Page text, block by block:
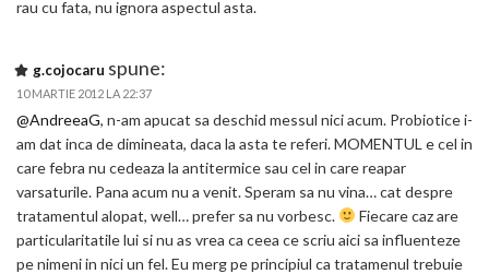
rau cu fata, nu ignora aspectul asta.
g.cojocaru spune:
10 MARTIE 2012 LA 22:37
@AndreeaG, n-am apucat sa deschid messul nici acum. Probiotice i-
am dat inca de dimineata, daca la asta te referi. MOMENTUL e cel in
care febra nu cedeaza la antitermice sau cel in care reapar
varsaturile. Pana acum nu a venit. Speram sa nu vina… cat despre
tratamentul alopat, well… prefer sa nu vorbesc.
Fiecare caz are
particularitatile lui si nu as vrea ca ceea ce scriu aici sa influenteze
pe nimeni in nici un fel. Eu merg pe principiul ca tratamenul trebuie